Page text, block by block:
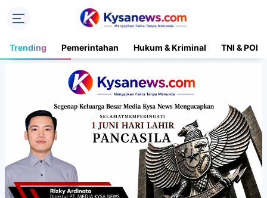
Trending Pemerintahan Hukum & Kriminal TNI &